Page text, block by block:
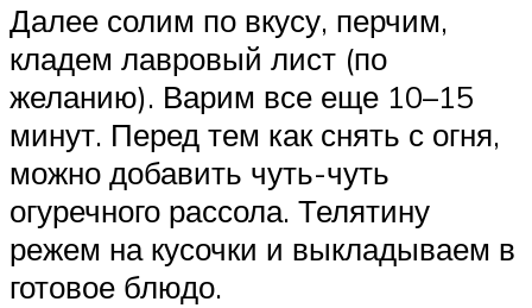
Далее солим по вкусу, перчим,
кладем лавровый лист (по
желанию). Варим все еще 10–15
минут. Перед тем как снять с огня,
можно добавить чуть-чуть
огуречного рассола. Телятину
режем на кусочки и выкладываем в
готовое блюдо.